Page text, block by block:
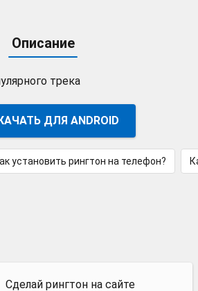
Описание
трека
ДЛЯ ANDROID
установить рингтон на телефон?
Сделай рингтон на сайте